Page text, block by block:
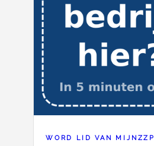
WORD LID VAN MIJNZZP